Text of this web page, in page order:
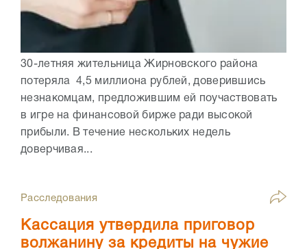
30-летняя жительница Жирновского района
потеряла 4,5 миллиона рублей, доверившись
незнакомцам, предложившим ей поучаствовать
в игре на финансовой бирже ради высокой
прибыли. В течение нескольких недель
доверчивая...
Расследования
Кассация утвердила приговор
волжанину за кредиты на чужие